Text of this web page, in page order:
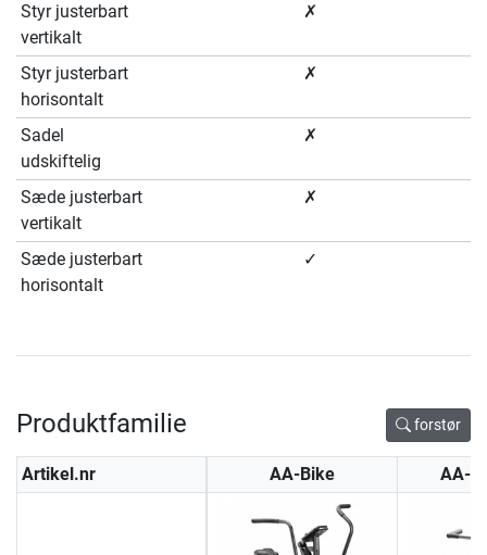
Styr justerbart
vertikalt
✗
Styr justerbart
horisontalt
✗
Sadel
udskiftelig
✗
Sæde justerbart
vertikalt
✗
Sæde justerbart
horisontalt
✓
Produktfamilie forstør
Artikel.nr AA-Bike AA-